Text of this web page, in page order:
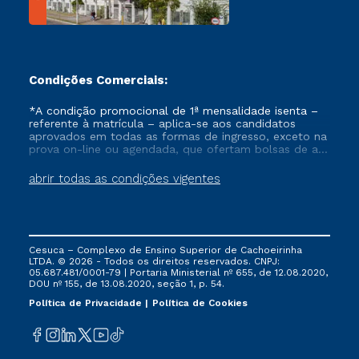
Condições Comerciais:
abrir todas as condições vigentes
*A condição promocional de 1ª mensalidade isenta –
referente à matrícula – aplica-se aos candidatos
aprovados em todas as formas de ingresso, exceto na
prova on-line ou agendada, que ofertam bolsas de até
vigente, que ainda não tenham efetivado e/ou não
tenham cancelado ou trancado sua matrícula em uma
via FIES, Prouni e outros programas governamentais, e
não se acumula com nenhuma outra campanha
ofertada pela Instituição.
Cesuca – Complexo de Ensino Superior de Cachoeirinha
LTDA. © 2026 - Todos os direitos reservados. CNPJ:
05.687.481/0001-79 | Portaria Ministerial nº 655, de 12.08.2020,
DOU nº 155, de 13.08.2020, seção 1, p. 54.
Política de Privacidade
Política de Cookies